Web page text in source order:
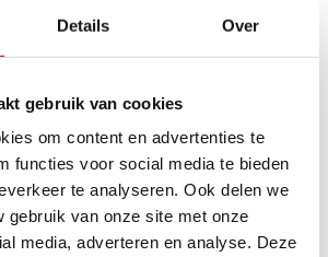
Details Over
gebruik van cookies
om content en advertenties te
functies voor social media te bieden
te analyseren. Ook delen we
gebruik van onze site met onze
media, adverteren en analyse. Deze
Door te leren omgaan met
en hun algehele welzijn verbeteren.
maar ook waardevolle levens-
die patiënten helpen om
in hun dagelijkse leven.